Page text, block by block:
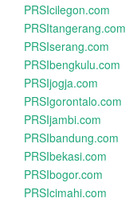
PRSIcilegon.com
PRSItangerang.com
PRSIserang.com
PRSIbengkulu.com
PRSIjogja.com
PRSIgorontalo.com
PRSIjambi.com
PRSIbandung.com
PRSIbekasi.com
PRSIbogor.com
PRSIcimahi.com